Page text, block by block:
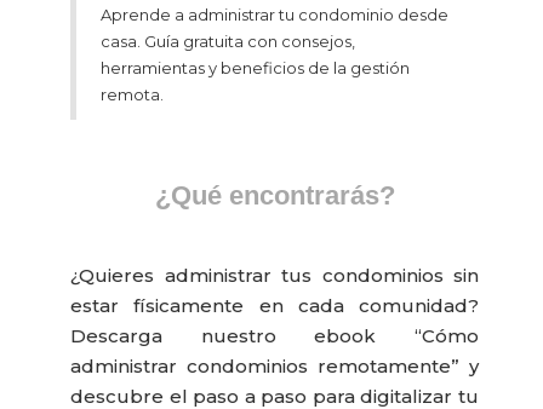
Aprende a administrar tu condominio desde
casa. Guía gratuita con consejos,
herramientas y beneficios de la gestión
remota.
¿Qué encontrarás?
¿Quieres administrar tus condominios sin
estar físicamente en cada comunidad?
Descarga nuestro ebook “Cómo
administrar condominios remotamente” y
descubre el paso a paso para digitalizar tu